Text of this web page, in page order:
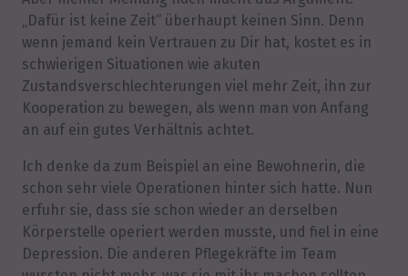
„Dafür ist keine Zeit“ überhaupt keinen Sinn. Denn
wenn jemand kein Vertrauen zu Dir hat, kostet es in
schwierigen Situationen wie akuten
Zustandsverschlechterungen viel mehr Zeit, ihn zur
Kooperation zu bewegen, als wenn man von Anfang
an auf ein gutes Verhältnis achtet.
Ich denke da zum Beispiel an eine Bewohnerin, die
schon sehr viele Operationen hinter sich hatte. Nun
erfuhr sie, dass sie schon wieder an derselben
Körperstelle operiert werden musste, und fiel in eine
Depression. Die anderen Pflegekräfte im Team